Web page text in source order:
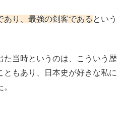
あり、最強の剣客であるという
た当時というのは、こういう歴
ともあり、日本史が好きな私に